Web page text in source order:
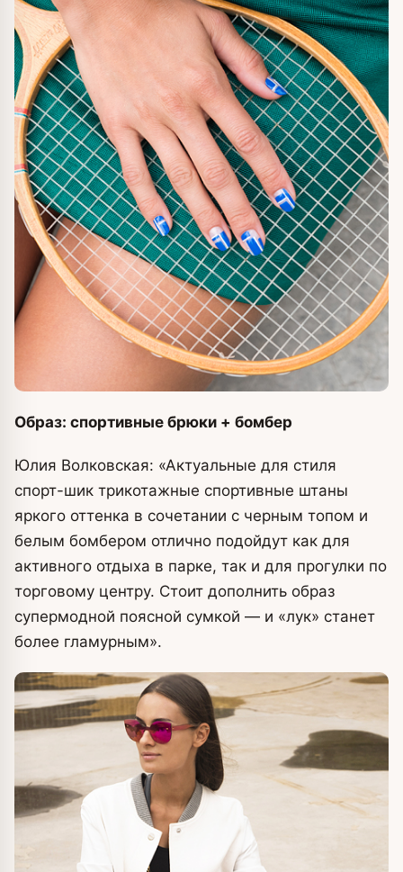
Образ: спортивные брюки + бомбер
Юлия Волковская: «Актуальные для стиля
спорт-шик трикотажные спортивные штаны
яркого оттенка в сочетании с черным топом и
белым бомбером отлично подойдут как для
активного отдыха в парке, так и для прогулки по
торговому центру. Стоит дополнить образ
супермодной поясной сумкой — и «лук» станет
более гламурным».